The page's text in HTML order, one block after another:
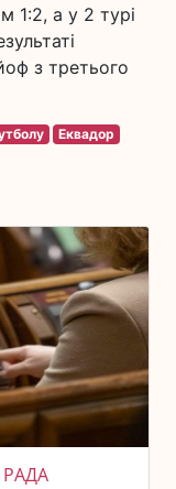
1:2, а у 2 турі
з третього
Еквадор